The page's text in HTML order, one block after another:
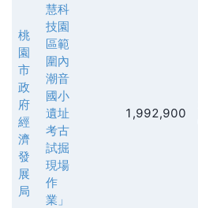
桃
園
市
政
府
經
濟
發
展
局
慧科
技園
區範
圍內
潮音
國小
遺址
考古
試掘
現場
作
業」
1,992,900